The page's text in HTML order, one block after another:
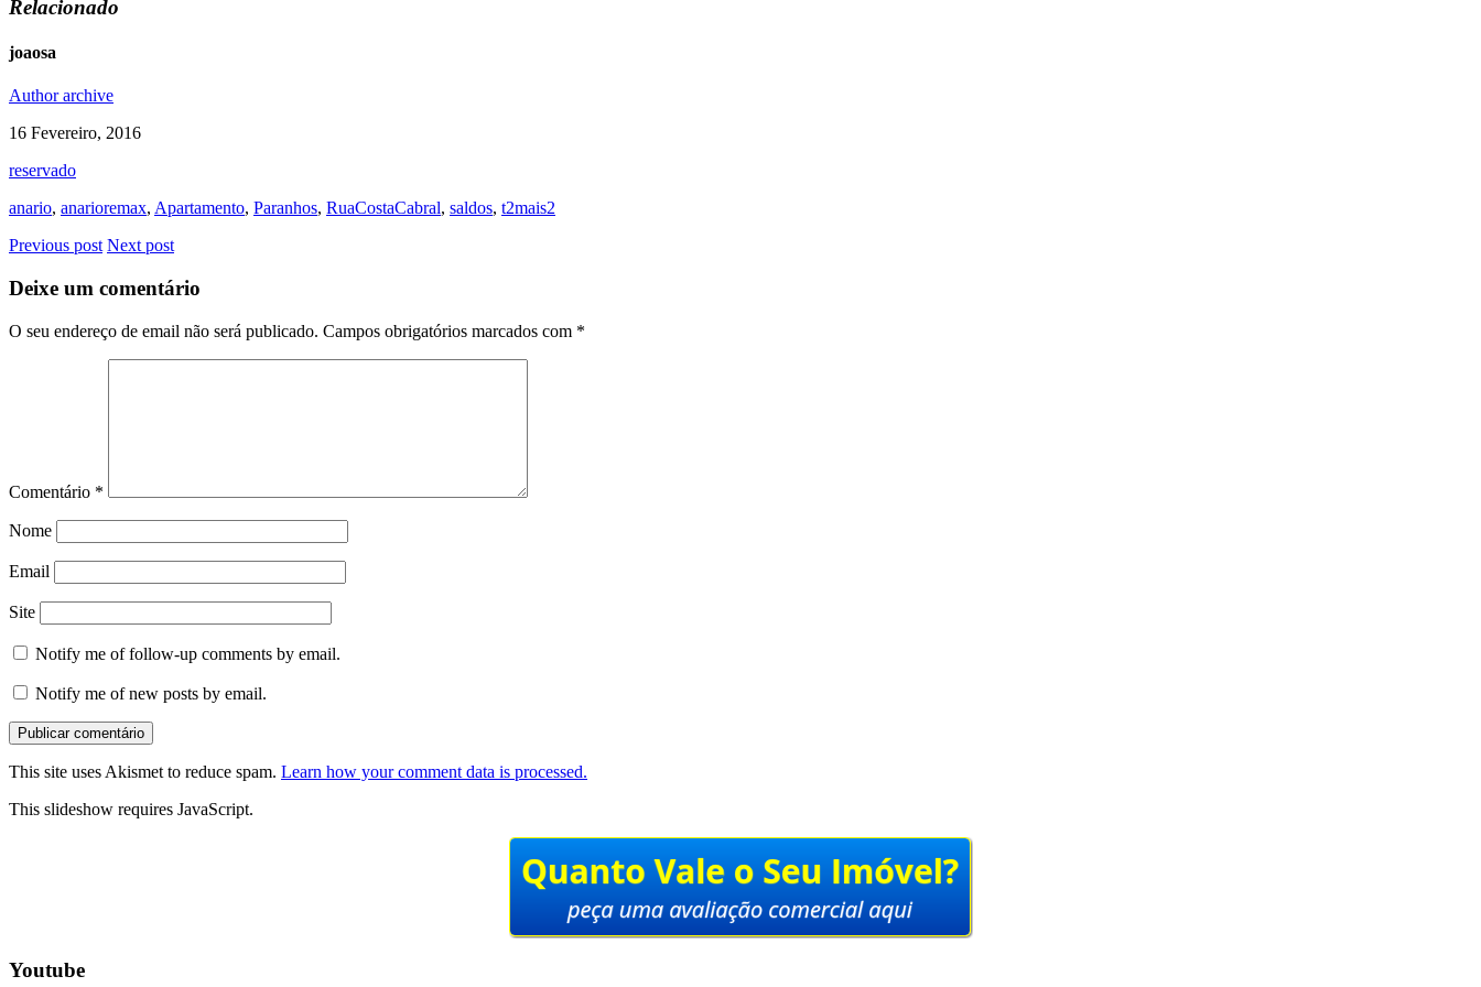
Relacionado
joaosa
Author archive
16 Fevereiro, 2016
reservado
anario, anarioremax, Apartamento, Paranhos, RuaCostaCabral, saldos, t2mais2
Previous post Next post
Deixe um comentário
O seu endereço de email não será publicado. Campos obrigatórios marcados com *
Comentário *
Nome
Email
Site
Notify me of follow-up comments by email.
Notify me of new posts by email.
This site uses Akismet to reduce spam. Learn how your comment data is processed.
This slideshow requires JavaScript.
Youtube